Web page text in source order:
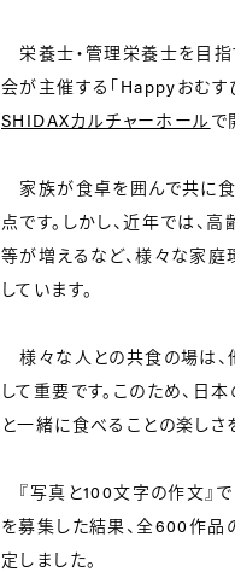
栄養士・管理栄養士を目
会が主催する「Happyおむす
SHIDAXカルチャーホールで
家族が食卓を囲んで共に食
点です。しかし、近年では、
等が増えるなど、様々な家
しています。
様々な人との共食の場は、
して重要です。このため、日
と一緒に食べることの楽しさ
『写真と100文字の作文』
を募集した結果、全600作品
定しました。